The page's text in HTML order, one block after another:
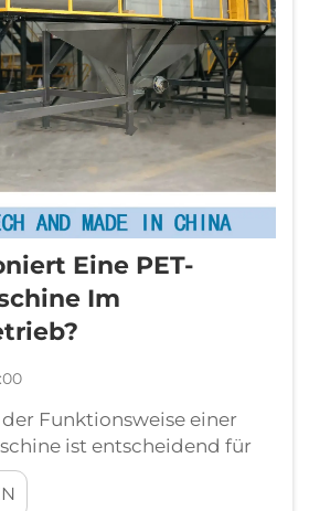
Eine PET-
Im
der Funktionsweise einer
ist entscheidend für
die postkonsumierten
wertvolle Rohstoffe